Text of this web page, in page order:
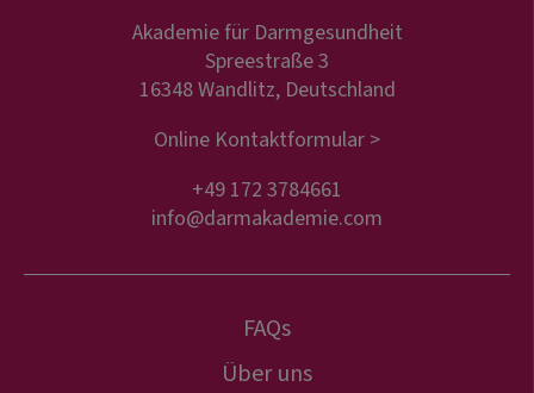
Akademie für Darmgesundheit
Spreestraße 3
16348 Wandlitz, Deutschland
Online Kontaktformular >
+49 172 3784661
info@darmakademie.com
FAQs
Über uns